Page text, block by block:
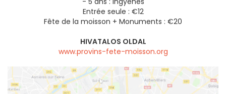
Entrée seule : €12
Fête de la moisson + Monuments : €20
HIVATALOS OLDAL
www.provins-fete-moisson.org